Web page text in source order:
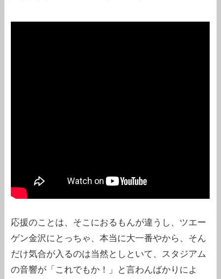
応援のことは、そこにおるもんが違うし、ツエー
ゲン金沢にとっちゃ、本当に大一番やから、そん
だけ気合が入るのは当然としといて、スタジアム
の音響が「これでもか！」と言わんばかりによ